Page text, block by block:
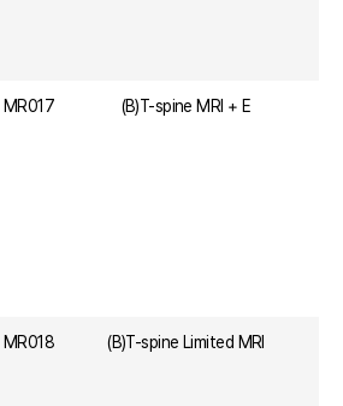
MR017 (B)T-spine MRI + E
MR018 (B)T-spine Limited MRI